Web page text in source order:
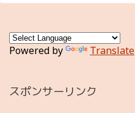
Powered by Translate
スポンサーリンク